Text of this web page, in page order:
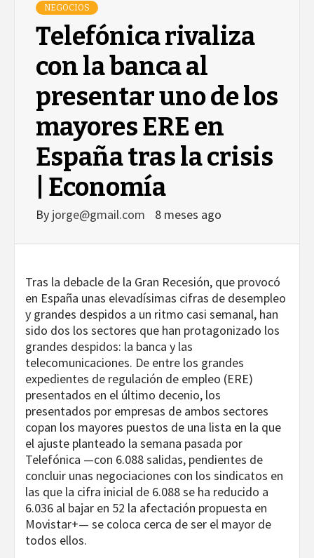
NEGOCIOS
Telefónica rivaliza
con la banca al
presentar uno de los
mayores ERE en
España tras la crisis
| Economía
By jorge@gmail.com 8 meses ago
Tras la debacle de la Gran Recesión, que provocó
en España unas elevadísimas cifras de desempleo
y grandes despidos a un ritmo casi semanal, han
sido dos los sectores que han protagonizado los
grandes despidos: la banca y las
telecomunicaciones. De entre los grandes
expedientes de regulación de empleo (ERE)
presentados en el último decenio, los
presentados por empresas de ambos sectores
copan los mayores puestos de una lista en la que
el ajuste planteado la semana pasada por
Telefónica —con 6.088 salidas, pendientes de
concluir unas negociaciones con los sindicatos en
las que la cifra inicial de 6.088 se ha reducido a
6.036 al bajar en 52 la afectación propuesta en
Movistar+— se coloca cerca de ser el mayor de
todos ellos.